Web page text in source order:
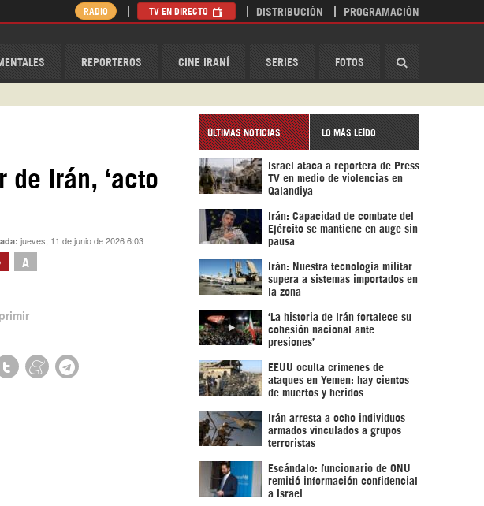
REPORTEROS CINE IRANÍ SERIES FOTOS
RADIO TV EN DIRECTO DISTRIBUCIÓN PROGRAMACIÓN
de Irán, ‘acto
jueves, 11 de junio de 2026 6:03
A
ÚLTIMAS NOTICIAS LO MÁS LEÍDO
Israel ataca a reportera de Press
TV en medio de violencias en
Qalandiya
Irán: Capacidad de combate del
Ejército se mantiene en auge sin
pausa
Irán: Nuestra tecnología militar
supera a sistemas importados en
la zona
‘La historia de Irán fortalece su
cohesión nacional ante
presiones’
EEUU oculta crímenes de
ataques en Yemen: hay cientos
de muertos y heridos
Irán arresta a ocho individuos
armados vinculados a grupos
terroristas
Escándalo: funcionario de ONU
remitió información confidencial
a Israel